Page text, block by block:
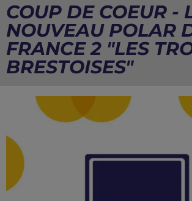
COUP DE COEUR -
NOUVEAU POLAR
FRANCE 2 "LES
BRESTOISES"